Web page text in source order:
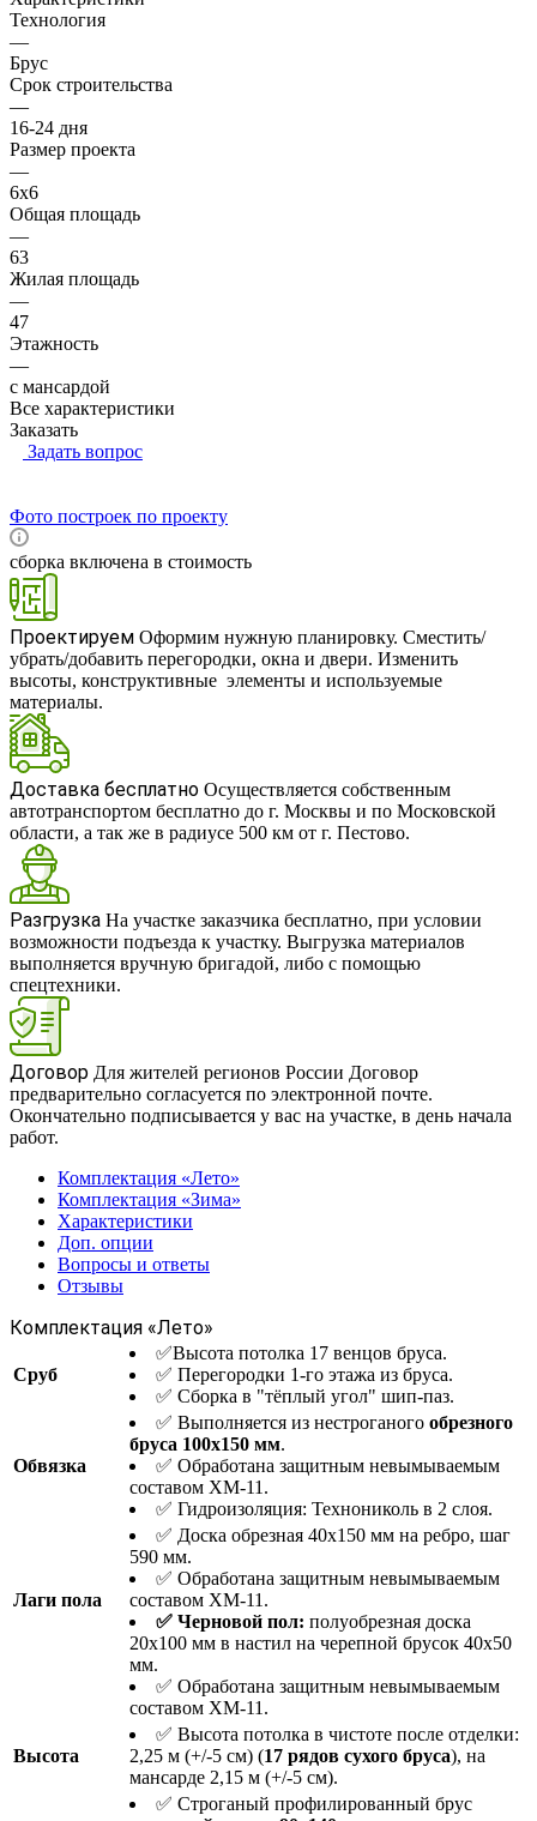
Технология
—
Брус
Срок строительства
—
16-24 дня
Размер проекта
—
6x6
Общая площадь
—
63
Жилая площадь
—
47
Этажность
—
с мансардой
Все характеристики
Заказать
Задать вопрос
Фото построек по проекту
сборка включена в стоимость
RUB
Проектируем Оформим нужную планировку. Сместить/
убрать/добавить перегородки, окна и двери. Изменить
высоты, конструктивные элементы и используемые
материалы.
Доставка бесплатно Осуществляется собственным
автотранспортом бесплатно до г. Москвы и по Московской
области, а так же в радиусе 500 км от г. Пестово.
Разгрузка На участке заказчика бесплатно, при условии
возможности подъезда к участку. Выгрузка материалов
выполняется вручную бригадой, либо с помощью
спецтехники.
Договор Для жителей регионов России Договор
предварительно согласуется по электронной почте.
Окончательно подписывается у вас на участке, в день начала
работ.
Комплектация «Лето»
Комплектация «Зима»
Характеристики
Доп. опции
Вопросы и ответы
Отзывы
Комплектация «Лето»
Сруб
✅Высота потолка 17 венцов бруса.
✅ Перегородки 1-го этажа из бруса.
✅ Сборка в "тёплый угол" шип-паз.
Обвязка
✅ Выполняется из нестроганого обрезного
бруса 100х150 мм.
✅ Обработана защитным невымываемым
составом ХМ-11.
✅ Гидроизоляция: Технониколь в 2 слоя.
Лаги пола
✅ Доска обрезная 40х150 мм на ребро, шаг
590 мм.
✅ Обработана защитным невымываемым
составом ХМ-11.
✅ Черновой пол: полуобрезная доска
20х100 мм в настил на черепной брусок 40х50
мм.
✅ Обработана защитным невымываемым
составом ХМ-11.
Высота
✅ Высота потолка в чистоте после отделки:
2,25 м (+/-5 см) (17 рядов сухого бруса), на
мансарде 2,15 м (+/-5 см).
✅ Строганый профилированный брус